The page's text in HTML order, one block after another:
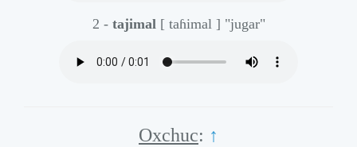
2 - tajimal [ taɦimal ] "jugar"
Oxchuc: ↑